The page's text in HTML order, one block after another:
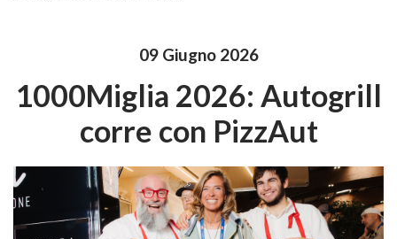
09 Giugno 2026
1000Miglia 2026: Autogrill
corre con PizzAut